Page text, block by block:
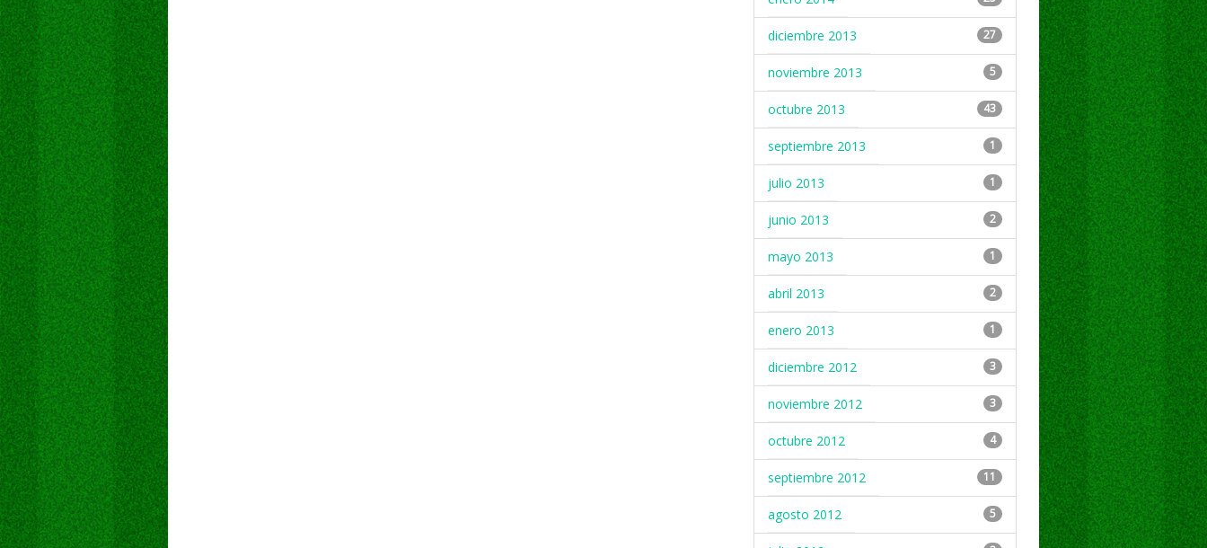
diciembre 2013 27
noviembre 2013 5
octubre 2013 43
septiembre 2013 1
julio 2013 1
junio 2013 2
mayo 2013 1
abril 2013 2
enero 2013 1
diciembre 2012 3
noviembre 2012 3
octubre 2012 4
septiembre 2012 11
agosto 2012 5